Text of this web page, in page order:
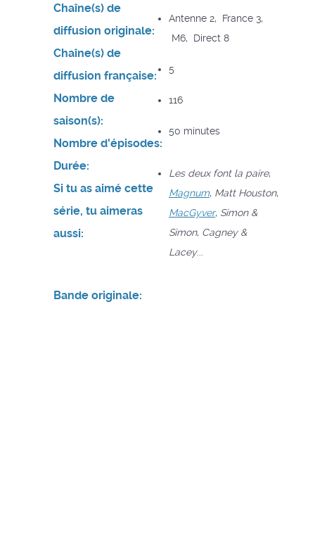
Chaîne(s) de
diffusion originale:
Chaîne(s) de
diffusion française:
Antenne 2, France 3,
M6, Direct 8
Nombre de
saison(s):
5
Nombre d'épisodes:
116
Durée:
50 minutes
Si tu as aimé cette
série, tu aimeras
aussi:
Les deux font la paire,
Magnum, Matt Houston,
MacGyver, Simon &
Simon, Cagney &
Lacey...
Bande originale: